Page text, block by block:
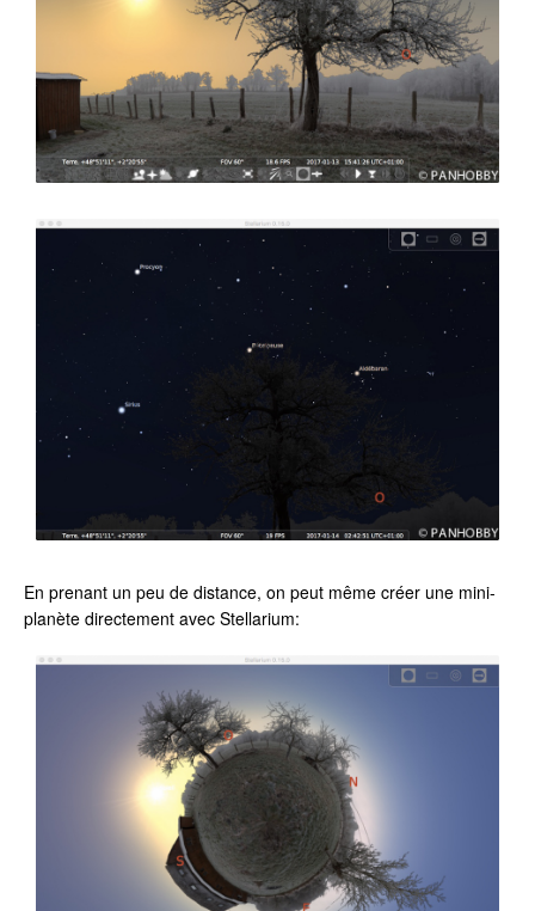
En prenant un peu de distance, on peut même créer une mini-
planète directement avec Stellarium: